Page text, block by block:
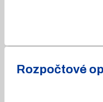
Rozpočtové